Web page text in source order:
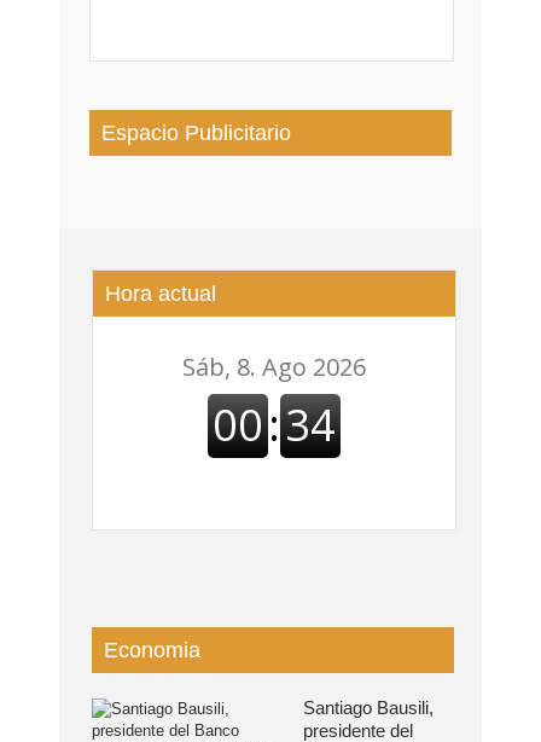
Espacio Publicitario
CONOCE A LOS DESTACADOS 2025 DEL
DISTRITO DE ALTO COMEDERO
Hora actual
Economia
Santiago Bausili,
presidente del